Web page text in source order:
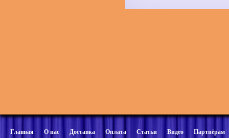
Главная О нас Доставка Оплата Статьи Видео Партнёрам